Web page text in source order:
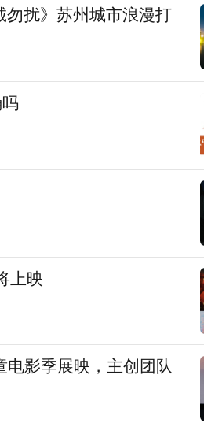
勿扰》苏州城市浪漫打
上映
影季展映，主创团队